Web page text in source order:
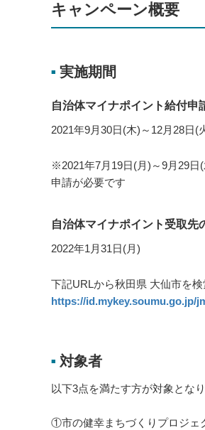
キャンペーン概要
■ 実施期間
自治体マイナポイント給付申
2021年9月30日(木)～12月28日(
※2021年7月19日(月)～9月29日
申請が必要です
自治体マイナポイント受取先
2022年1月31日(月)
下記URLから秋田県 大仙市を検
https://id.mykey.soumu.go.jp/
■ 対象者
以下3点を満たす方が対象となり
①市の健幸まちづくりプロジェ